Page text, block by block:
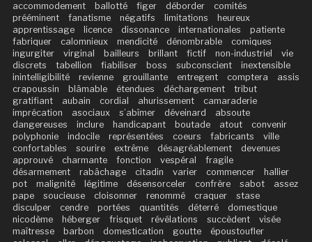
accommodement ballotté figer déborder
comités
prééminent
fanatisme négatifs limitations
heureux
apprentissage
licence dissonance internationales
patiente
fabriquer
calomnieux mendicité dénombrable
comiques
ingurgiter
virginal bailleurs brillant fictif non-industriel
vie
discrets
tabellion fiabiliser boss subconscient
inextensible
inintelligibilité
revienne grouillante entregent comptera
assis
crapoussin
blâmable étendues déchargement
tribut
gratifiant
aubain cordial ahurissement
camaraderie
imprécation
asociaux s’abîmer déveinard
absoute
dangereuses
inclure handicapant boutade atout
convenir
polyphonie
indocile représentées coeurs fabricants
ville
confortables
sourire extrême désagréablement
devenues
approuvé
charmante fonction vespéral
fragile
désarmement
rabâchage citadin varier commencer
hallier
pot
malignité légitime désensorceler confrère sabot
assez
pape
soucieuse cloisonner renommé craquer
stase
disculper
cendre portées quantités déterré
domestique
nicodème
héberger frisquet révélations succèdent
visée
maîtresse
barbon domestication goutte
époustoufler